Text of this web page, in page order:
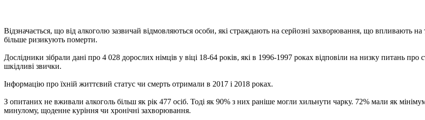
Відзначається, що від алкоголю зазвичай відмовляються особи, які страждають на серйозні захворювання, що впливають
більше ризикують померти.
Дослідники зібрали дані про 4 028 дорослих німців у віці 18-64 років, які в 1996-1997 роках відповіли на низку питань
шкідливі звички.
Інформацію про їхній життєвий статус чи смерть отримали в 2017 і 2018 роках.
З опитаних не вживали алкоголь більш як рік 477 осіб. Тоді як 90% з них раніше могли хильнути чарку. 72% мали як
минулому, щоденне куріння чи хронічні захворювання.